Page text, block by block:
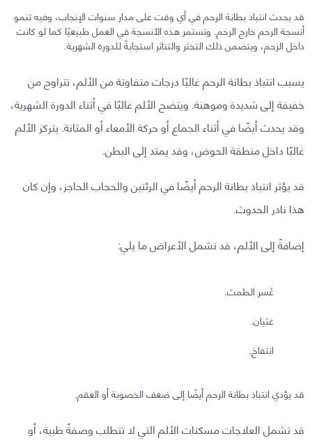
قد يحدث انتباذ بطانة الرحم في أي وقت على مدار سنوات الإنجاب، وفيه تنمو
أنسجة الرحم خارج الرحم. وتستمر هذه الأنسجة في العمل طبيعيًا كما لو كانت
داخل الرحم، ويتضمن ذلك التخثر والتناثر استجابةً للدورة الشهرية.
يسبب انتباذ بطانة الرحم غالبًا درجات متفاوتة من الألم، تتراوح من
خفيفة إلى شديدة وموهنة. ويتضح الألم غالبًا في أثناء الدورة الشهرية،
وقد يحدث أيضًا في أثناء الجماع أو حركة الأمعاء أو المثانة. يتركز الألم
غالبًا داخل منطقة الحوض، وقد يمتد إلى البطن.
قد يؤثر انتباذ بطانة الرحم أيضًا في الرئتين والحجاب الحاجز، وإن كان
هذا نادر الحدوث.
إضافةً إلى الألم، قد تشمل الأعراض ما يلي:
عُسر الطمث.
غثيان.
انتفاخ.
قد يؤدي انتباذ بطانة الرحم أيضًا إلى ضعف الخصوبة أو العقم.
قد تشمل العلاجات مسكنات الألم التي لا تتطلب وصفةً طبية، أو